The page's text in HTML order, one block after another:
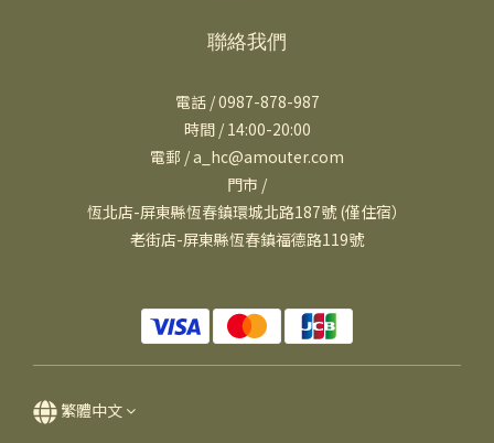
聯絡我們
電話 / 0987-878-987
時間 / 14:00-20:00
電郵 / a_hc@amouter.com
門市 /
恆北店-屏東縣恆春鎮環城北路187號 (僅住宿）
老街店-屏東縣恆春鎮福德路119號
繁體中文